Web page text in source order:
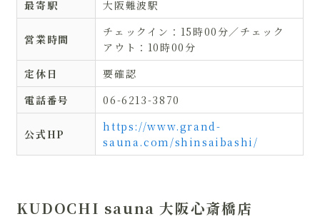
最寄駅 大阪難波駅
営業時間
チェックイン：15時00分／チェック
アウト：10時00分
定休日
要確認
電話番号
06-6213-3870
公式HP
https://www.grand-
sauna.com/shinsaibashi/
KUDOCHI sauna 大阪心斎橋店